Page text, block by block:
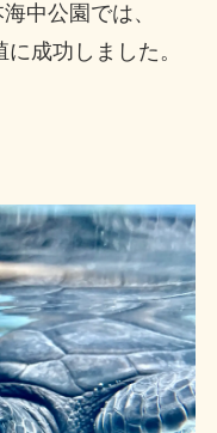
中公園では、
成功しました。